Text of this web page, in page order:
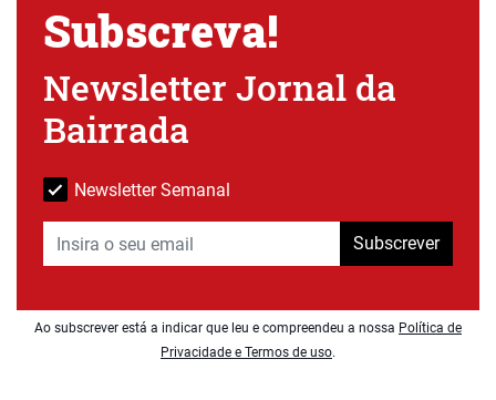
Subscreva!
Newsletter Jornal da
Bairrada
Newsletter Semanal
Subscrever
Ao subscrever está a indicar que leu e compreendeu a nossa Política de
Privacidade e Termos de uso.